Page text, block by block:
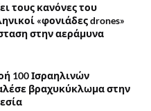
τους κανόνες του
«φονιάδες drones»
στην αεράμυνα
100 Ισραηλινών
βραχυκύκλωμα στην